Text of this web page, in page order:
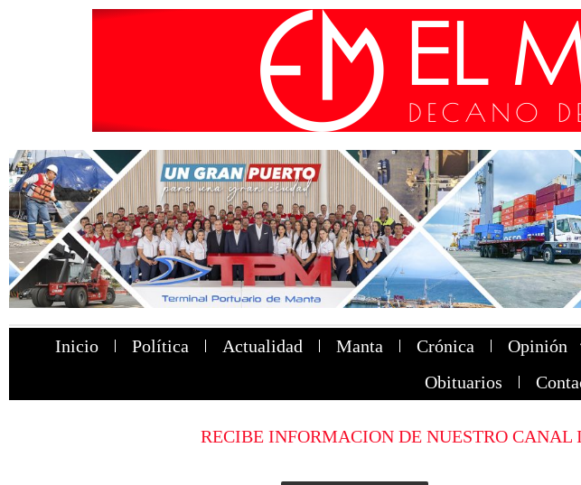
Inicio Política Actualidad Manta Crónica Opinión
Obituarios
RECIBE INFORMACION DE NUESTRO